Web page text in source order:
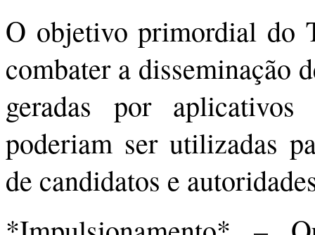
O objetivo primordial do
combater a disseminação
geradas por
poderiam ser utilizadas
de candidatos e